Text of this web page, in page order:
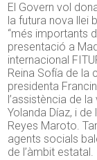
El Govern vol
la futura nova llei
“més importants
presentació a
internacional
Reina Sofía de la
presidenta
l’assistència de
Yolanda Díaz, i de
Reyes Maroto.
agents socials
de l’àmbit estatal.